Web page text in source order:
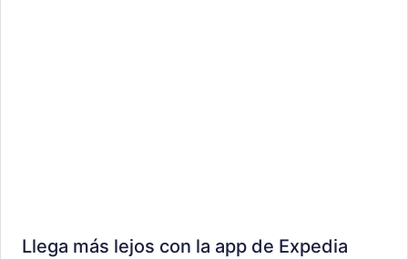
Llega más lejos con la app de Expedia